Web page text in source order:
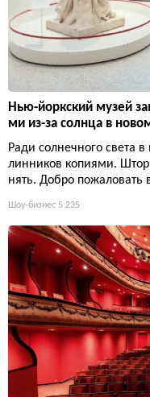
Нью-йоркский музей
ми из-за солнца в
Ради солнечного света
линников копиями.
нять. Добро пожаловать
Шоу-бизнес 5 235